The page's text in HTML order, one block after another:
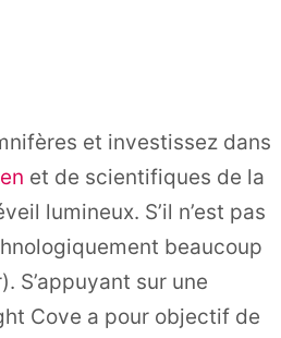
et investissez dans
et de scientifiques de la
lumineux. S’il n’est pas
beaucoup
S’appuyant sur une
Cove a pour objectif de